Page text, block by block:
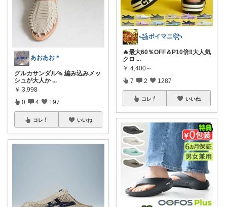
あおあお＊
グルカサンダル🩴 編み込みメッ
シュが大人か ...
￥ 3,998
0 4 197
コレ いいね
꧁ポイマニ꧂
🔥最大60％OFF＆P10倍‼️大人気
クロ ...
￥ 4,400～
7 2 1287
コレ いいね